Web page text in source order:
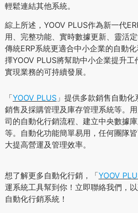
輕鬆連結其他系統。
綜上所述，YOOV PLUS作為新一代
用、完整功能、實時數據更新、靈活
傳統ERP系統更適合中小企業的自動
擇YOOV PLUS將幫助中小企業提升
實現業務的可持續發展。
「YOOV PLUS 」提供多款銷售自動化
銷售及採購管理及庫存管理系統等。
司的自動化行銷流程、建立中央數據
等。自動化功能簡單易用，任何團隊
大提高營運及管理效率。
想了解更多自動化行銷，「YOOV
運系統工具幫到你！立即聯絡我們，
自動化行銷系統！